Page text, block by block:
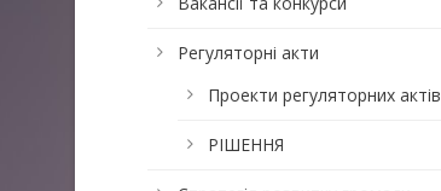
Регуляторні акти
Проекти регуляторних актів
РІШЕННЯ